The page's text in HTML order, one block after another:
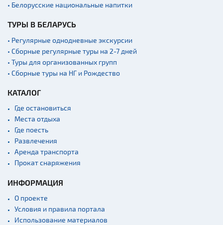
• Белорусские национальные напитки
ТУРЫ В БЕЛАРУСЬ
• Регулярные однодневные экскурсии
• Сборные регулярные туры на 2-7 дней
• Туры для организованных групп
• Сборные туры на НГ и Рождество
КАТАЛОГ
Где остановиться
Места отдыха
Где поесть
Развлечения
Аренда транспорта
Прокат снаряжения
ИНФОРМАЦИЯ
О проекте
Условия и правила портала
Использование материалов